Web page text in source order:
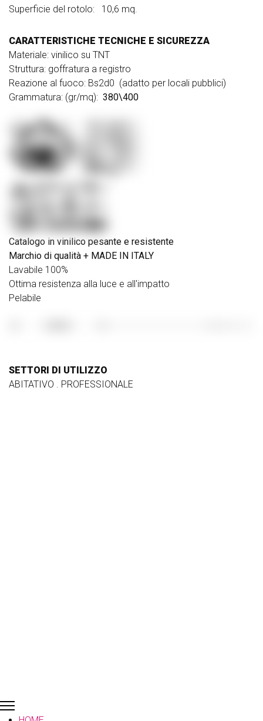
Superficie del rotolo: 10,6 mq.
CARATTERISTICHE TECNICHE E SICUREZZA
Materiale: vinilico su TNT
Struttura: goffratura a registro
Reazione al fuoco: Bs2d0 (adatto per locali pubblici)
Grammatura: (gr/mq): 380\400
Catalogo in vinilico pesante e resistente
Marchio di qualità + MADE IN ITALY
Lavabile 100%
Ottima resistenza alla luce e all'impatto
Pelabile
SETTORI DI UTILIZZO
ABITATIVO . PROFESSIONALE